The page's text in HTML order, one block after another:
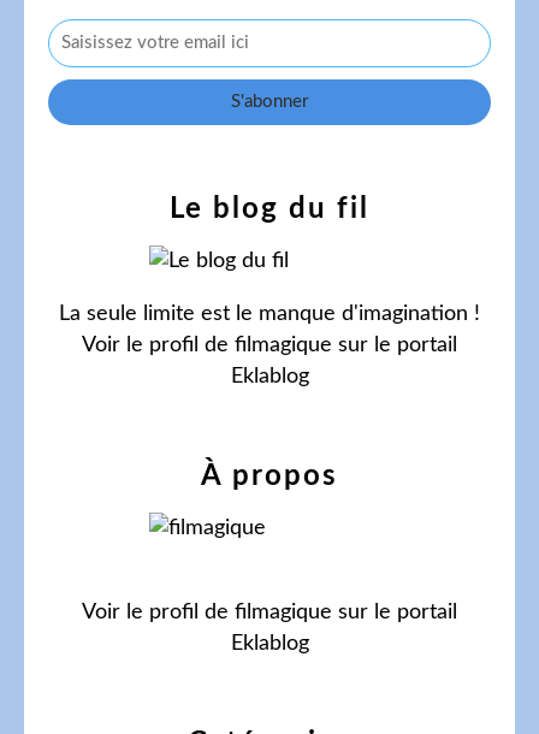
Le blog du fil
La seule limite est le manque d'imagination !
Voir le profil de filmagique sur le portail
Eklablog
À propos
Voir le profil de filmagique sur le portail
Eklablog